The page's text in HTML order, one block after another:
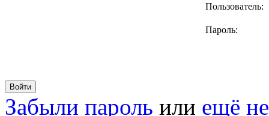
Пользователь:
Пароль:
Забыли пароль или ещё